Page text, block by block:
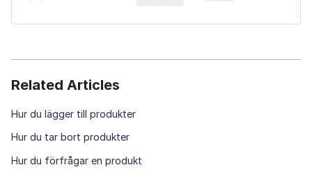
Related Articles
Hur du lägger till produkter
Hur du tar bort produkter
Hur du förfrågar en produkt